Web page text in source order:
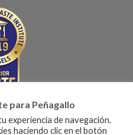
para Peñagallo
experiencia de navegación.
haciendo clic en el botón